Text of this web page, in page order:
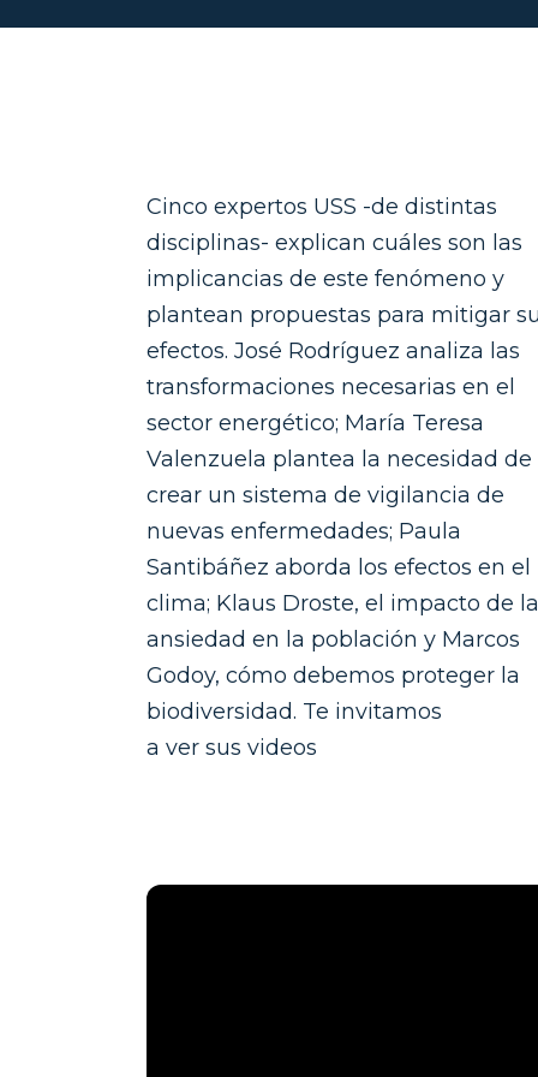
Cinco expertos USS -de distintas
disciplinas- explican cuáles son las
implicancias de este fenómeno y
plantean propuestas para mitigar
efectos. José Rodríguez analiza las
transformaciones necesarias en el
sector energético; María Teresa
Valenzuela plantea la necesidad de
crear un sistema de vigilancia de
nuevas enfermedades; Paula
Santibáñez aborda los efectos en el
clima; Klaus Droste, el impacto de la
ansiedad en la población y Marcos
Godoy, cómo debemos proteger la
biodiversidad. Te invitamos
a ver sus videos